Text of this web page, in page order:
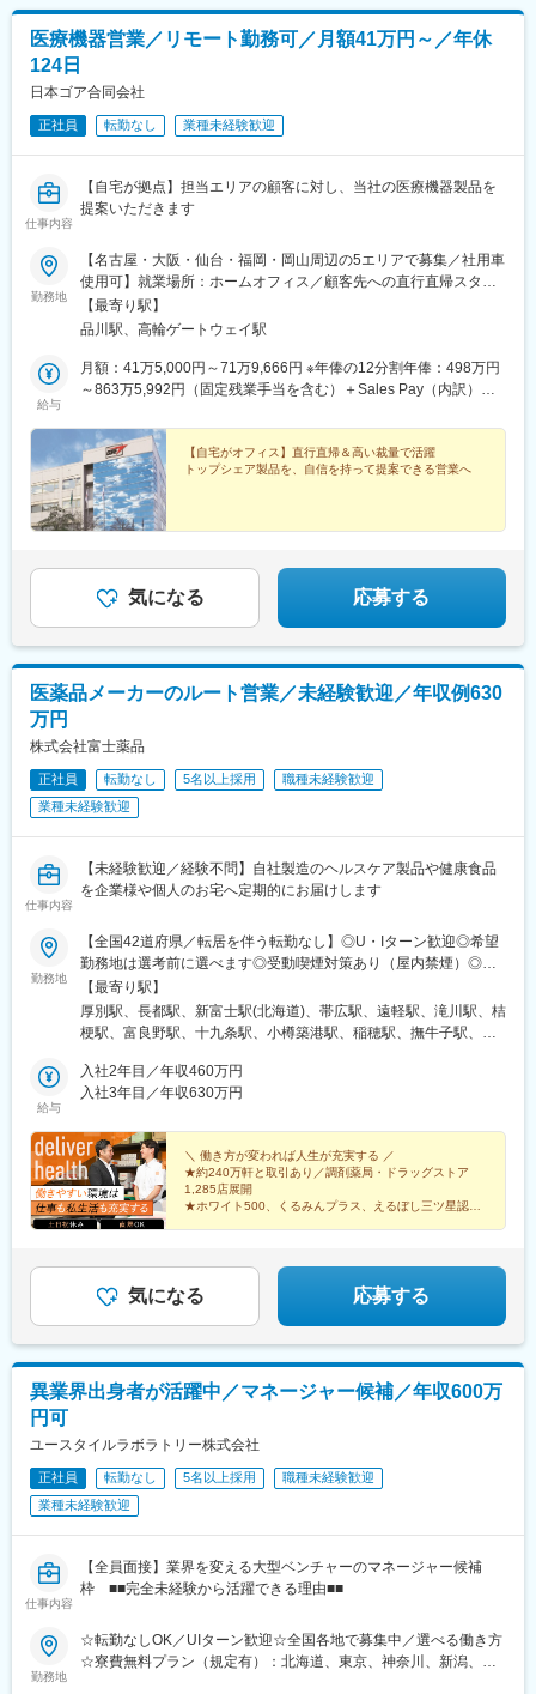
侵襲手術に寄与しています。本社開発体制ではインプラント分野
医療機器営業／リモート勤務可／月額41万円～／年休
124日
日本ゴア合同会社
正社員 転勤なし 業種未経験歓迎
仕事内容
【自宅が拠点】担当エリアの顧客に対し、当社の医療機器製品を
提案いただきます
勤務地
【名古屋・大阪・仙台・福岡・岡山周辺の5エリアで募集／社用車
使用可】就業場所：ホームオフィス／顧客先への直行直帰スタイ
ル(1)名古屋エリア愛知県、岐阜県、福井県、三重県(2)大阪エリア
滋賀県、京都府、大阪府、兵庫県、奈良県、和歌山県(3)仙台エリ
件をチームで担当(4)福岡エリア福岡県、大分県、佐賀県、熊本
県、長崎県、宮崎県、鹿児島県、沖縄県(5)岡山エリア鳥取県、島
です。◎社用車での訪問が可能です◎訪問のない日は在宅勤務と
なります◎研修、社内の打ち合わせ、イベント等で出社が発生す
る可能性がございます◎転勤は基本ありません本社：東京都港区
港南1-8-15 Wビル14F受動喫煙対策：敷地内全面禁煙
【最寄り駅】
品川駅、高輪ゲートウェイ駅
給与
月額：41万5,000円～71万9,666円 ※年俸の12分割年俸：498万円
～863万5,992円（固定残業手当を含む）＋Sales Pay（内訳）年
3,000円（12時間分）※超過した時間外労働の残業手当は追加支給
◎Sales Pay：年額（基本給）の10％支給あり
【自宅がオフィス】直行直帰＆高い裁量で活躍
トップシェア製品を、自信を持って提案できる営業へ
気になる 応募する
医薬品メーカーのルート営業／未経験歓迎／年収例630
万円
株式会社富士薬品
正社員 転勤なし 5名以上採用
職種未経験歓迎
業種未経験歓迎
仕事内容
【未経験歓迎／経験不問】自社製造のヘルスケア製品や健康食品
を企業様や個人のお宅へ定期的にお届けします
勤務地
【全国42道府県／転居を伴う転勤なし】◎U・Iターン歓迎◎希望
勤務地は選考前に選べます◎受動喫煙対策あり（屋内禁煙）◎オ
ンライン面接実施中■北海道・東北北海道／青森／岩手／秋田／山
形／福島■関東茨城／栃木／群馬／神奈川／埼玉／千葉■北陸・甲
信越新潟／富山／石川／福井／長野／山梨■東海静岡／愛知／三重
広島／島根／岡山／山口／徳島／愛媛／香川■九州・沖縄福岡／大
分／宮崎／鹿児島／熊本／長崎／沖縄＜オンライン面接実施中＞
岡県静岡県島田市道悦3-14-2三島営業所：静岡県田方郡函南町肥
田字南中道476中津川営業所：岐阜県中津川市中津川字大西667-1
田辺営業所：和歌山県田辺市三栖字三反田130-5京都北営業所：京
都府京都市北区上賀茂向縄手町16滑川営業所：富山県滑川市柳原
字宮ノ東41-29※詳細は「会社概要」欄HPから
【最寄り駅】
厚別駅、長都駅、新富士駅(北海道)、帯広駅、遠軽駅、滝川駅、桔
梗駅、富良野駅、十九条駅、小樽築港駅、稲穂駅、撫牛子駅、羽
鹿島神宮駅、大宝駅、土浦駅、後台駅、黒磯駅、上今市駅、渋川
駅、太田駅(群馬県)、大森台駅、青堀駅、南与野駅、武蔵高萩駅、
駅、砺波駅、片原町駅(富山県)、速星駅、春江駅、水落駅、しんざ
駅、上越妙高駅、信州中野駅、附属中学前駅、切石駅、岩村田
駅、西上田駅、酒折駅、禾生駅、富士駅、古庄駅、半田駅、荒子
川公園駅、妙興寺駅、六軒駅(三重県)、霞ケ浦駅、光善寺駅、平野
駅(地下鉄)、久米田駅、ケーブル八幡宮山上駅、田村駅、唐崎駅、
出雲市駅、高野駅、西富井駅、周防下郷駅、櫛ケ浜駅、府中駅(徳
島県)、北久米駅、北宇和島駅、伏石駅、下曽根駅、高城駅、杵築
駅、宮崎駅、日向庄内駅、門川駅、志布志駅、日宇駅、玉名駅、
給与
入社2年目／年収460万円
入社3年目／年収630万円
＼ 働き方が変われば人生が充実する ／
★約240万軒と取引あり／調剤薬局・ドラッグストア
1,285店展開
★ホワイト500、くるみんプラス、えるぼし三ツ星認定
気になる 応募する
異業界出身者が活躍中／マネージャー候補／年収600万
円可
ユースタイルラボラトリー株式会社
正社員 転勤なし 5名以上採用
職種未経験歓迎
業種未経験歓迎
仕事内容
【全員面接】業界を変える大型ベンチャーのマネージャー候補
枠 ■■完全未経験から活躍できる理由■■
勤務地
☆転勤なしOK／UIターン歓迎☆全国各地で募集中／選べる働き方
☆寮費無料プラン（規定有）：北海道、東京、神奈川、新潟、三